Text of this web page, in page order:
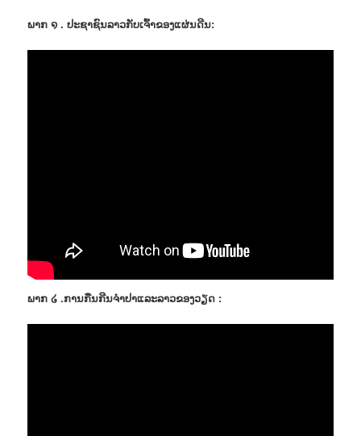
ພາກ ໑ . ປະຊາຊົນລາວກັບເຈົ້າຂອງແຜ່ນດີນ:
ພາກ ໒ .ການກືນກີນຈຳປາແລະລາວຂອງວຽດ :